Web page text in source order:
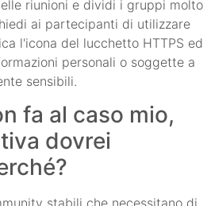
riunioni e dividi i gruppi molto
ai partecipanti di utilizzare
l'icona del lucchetto HTTPS ed
personali o soggette a
sensibili.
fa al caso mio,
dovrei
stabili che necessitano di